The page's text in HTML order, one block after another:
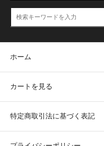
ホーム
カートを見る
特定商取引法に基づく表記